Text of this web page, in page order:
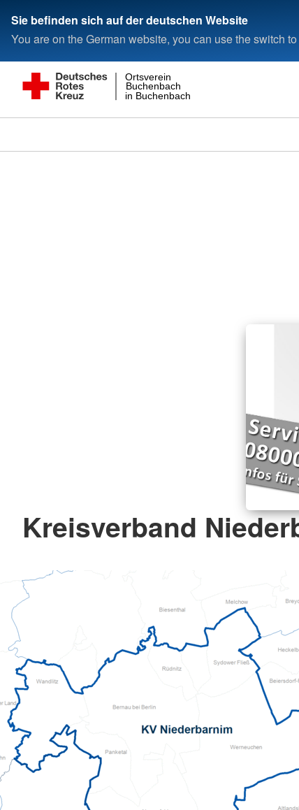
Sie befinden sich auf der deutschen Website
You are on the German website, you can use the switch
in Buchenbach
Buchenbach
Ortsverein
Kreisverband